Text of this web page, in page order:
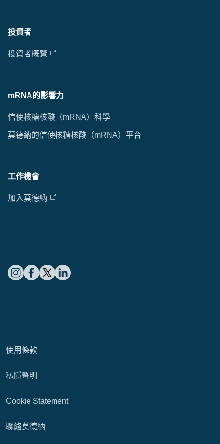
投資者
投資者概覽
mRNA的影響力
信使核糖核酸（mRNA）科學
莫德納的信使核糖核酸（mRNA）平台
工作機會
加入莫德納
使用條款
私隱聲明
Cookie Statement
聯絡莫德納